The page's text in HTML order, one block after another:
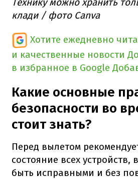
клади / фото Canva
Хотите ежедневно
и качественные новости
в избранное в Google
Какие основные
безопасности во
стоит знать?
Перед вылетом
состояние всех
быть исправными и без